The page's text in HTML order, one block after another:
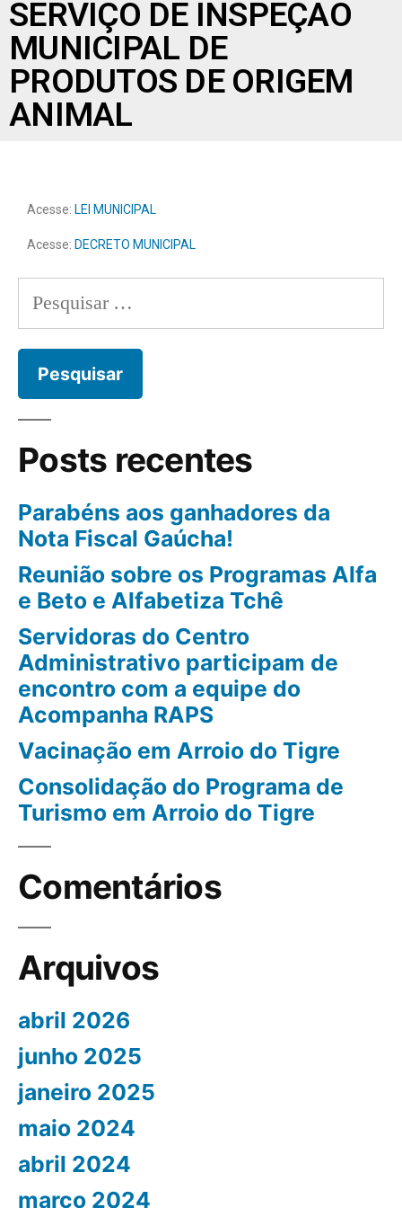
SERVIÇO DE INSPEÇÃO
MUNICIPAL DE
PRODUTOS DE ORIGEM
ANIMAL
Acesse: LEI MUNICIPAL
Acesse: DECRETO MUNICIPAL
Posts recentes
Parabéns aos ganhadores da
Nota Fiscal Gaúcha!
Reunião sobre os Programas Alfa
e Beto e Alfabetiza Tchê
Servidoras do Centro
Administrativo participam de
encontro com a equipe do
Acompanha RAPS
Vacinação em Arroio do Tigre
Consolidação do Programa de
Turismo em Arroio do Tigre
Comentários
Arquivos
abril 2026
junho 2025
janeiro 2025
maio 2024
abril 2024
março 2024